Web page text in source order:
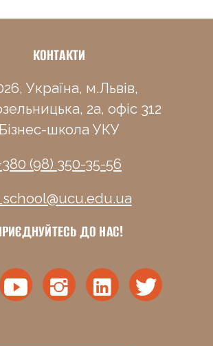
КОНТАКТИ
Україна, м.Львів,
2а, офіс 312
Бізнес-школа УКУ
(98) 350-35-56
ДО НАС!